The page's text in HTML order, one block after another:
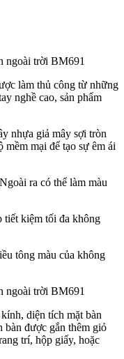
làm thủ công từ những
nghề cao, sản phẩm
nhựa giả mây sợi tròn
mại để tạo sự êm ái
ra có thể làm màu
tiết kiệm tối đa không
tông màu của không
diện tích mặt bàn
bàn được gắn thêm giỏ
trí, hộp giấy, hoặc